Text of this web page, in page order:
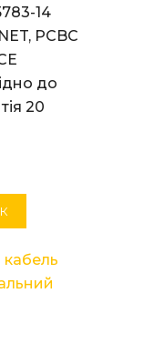
14
PCBC
до
20
кабель